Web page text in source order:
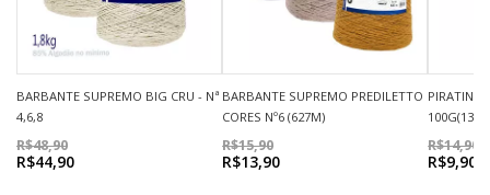
BARBANTE SUPREMO BIG CRU - Nª
4,6,8
R$48,90
R$44,90
BARBANTE SUPREMO PREDILETTO
CORES Nº6 (627M)
R$15,90
R$13,90
R$14,90
R$9,90